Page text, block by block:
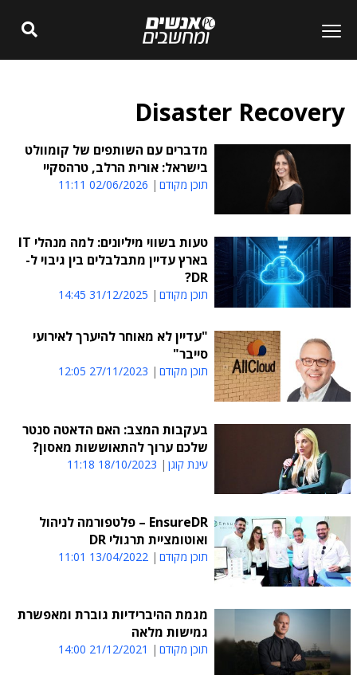
Disaster Recovery
מדברים עם השותפים של קומוולט
בישראל: אורית הרלב, טרהסקיי
תוכן מקודם 02/06/2026 11:11
טעות בשווי מיליונים: למה מנהלי IT
בארץ עדיין מתבלבלים בין גיבוי ל-
DR?
תוכן מקודם 31/12/2025 14:45
"עדיין לא מאוחר להיערך לאירועי
סייבר"
תוכן מקודם 27/11/2023 12:05
בעקבות המצב: האם הדאטה סנטר
שלכם ערוך להתאוששות מאסון?
עינת קוגן 18/10/2023 11:18
EnsureDR – פלטפורמה לניהול
ואוטומציית תרגולי DR
תוכן מקודם 13/04/2022 11:01
מגמת ההיברידיות גוברת ומאפשרת
גמישות מלאה
תוכן מקודם 21/12/2021 14:00